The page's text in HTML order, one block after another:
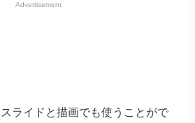
Advertisement
ライドと描画でも使うことがで